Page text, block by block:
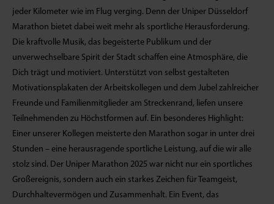
jeder Kilometer wie im Flug verging. Denn der Uniper Düsseldorf
Marathon bietet dabei weit mehr als sportliche Herausforderung.
Die kraftvolle Musik, das begeisterte Publikum und der
unverwechselbare Spirit der Stadt schaffen eine Atmosphäre, die
Dich trägt und motiviert. Unterstützt von selbst gestalteten
Motivationsplakaten der Arbeitskollegen und dem Jubel zahlreicher
Freunde und Familienmitglieder am Streckenrand, liefen unsere
Teilnehmenden zu Höchstformen auf. Ein besonderes Highlight:
Einer unserer Kollegen meisterte den Marathon sogar in unter drei
Stunden – eine herausragende sportliche Leistung, auf die wir alle
stolz sind. Der Uniper Marathon 2025 war nicht nur ein sportliches
Großereignis, sondern auch ein starkes Zeichen für Teamgeist,
Durchhaltevermögen und Zusammenhalt. Ein Event, das